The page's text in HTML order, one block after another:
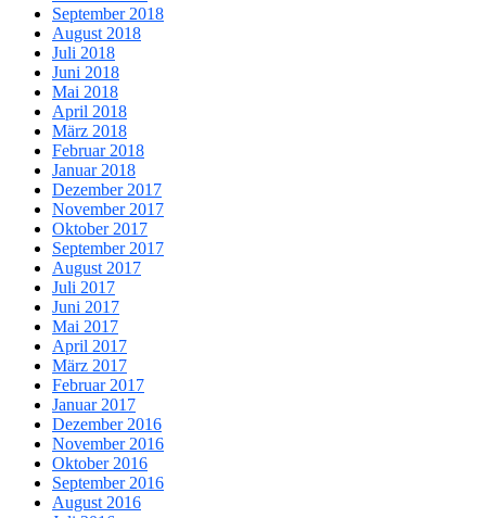
September 2018
August 2018
Juli 2018
Juni 2018
Mai 2018
April 2018
März 2018
Februar 2018
Januar 2018
Dezember 2017
November 2017
Oktober 2017
September 2017
August 2017
Juli 2017
Juni 2017
Mai 2017
April 2017
März 2017
Februar 2017
Januar 2017
Dezember 2016
November 2016
Oktober 2016
September 2016
August 2016